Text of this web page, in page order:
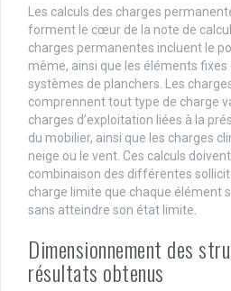
Les calculs des charges
forment le cœur de la note de
charges permanentes incluent le
même, ainsi que les éléments
systèmes de planchers. Les
comprennent tout type de charge
charges d’exploitation liées à la
du mobilier, ainsi que les charges
neige ou le vent. Ces calculs
combinaison des différentes
charge limite que chaque élément
sans atteindre son état limite.
Dimensionnement des
résultats obtenus